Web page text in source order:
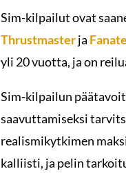
Sim-kilpailut ovat
Thrustmasterja
yli 20 vuotta, ja on
Sim-kilpailun
saavuttamiseksi
realismikytkimen
kalliisti, ja pelin